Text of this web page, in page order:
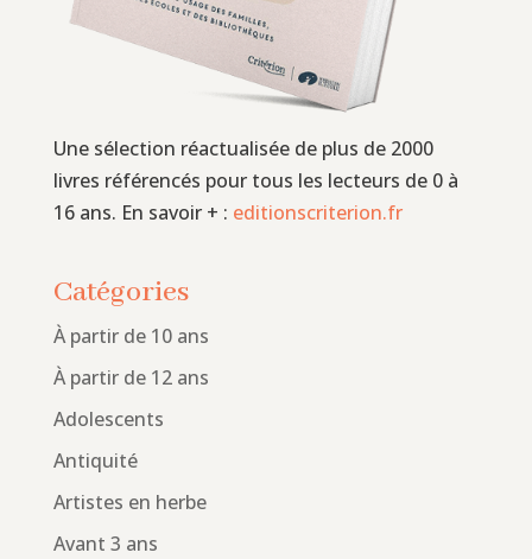
Une sélection réactualisée de plus de 2000
livres référencés pour tous les lecteurs de 0 à
16 ans. En savoir + : editionscriterion.fr
Catégories
À partir de 10 ans
À partir de 12 ans
Adolescents
Antiquité
Artistes en herbe
Avant 3 ans